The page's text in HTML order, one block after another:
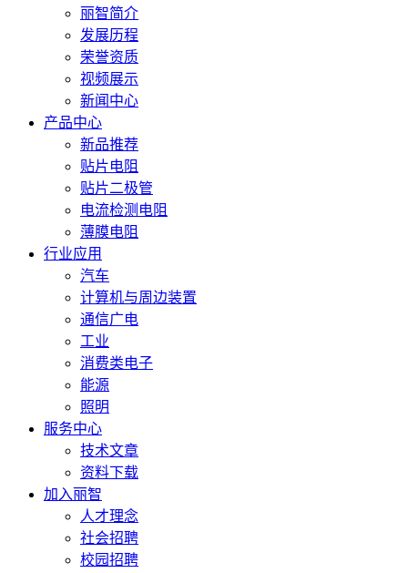
丽智简介
发展历程
荣誉资质
视频展示
新闻中心
产品中心
新品推荐
贴片电阻
贴片二极管
电流检测电阻
薄膜电阻
行业应用
汽车
计算机与周边装置
通信广电
工业
消费类电子
能源
照明
服务中心
技术文章
资料下载
加入丽智
人才理念
社会招聘
校园招聘